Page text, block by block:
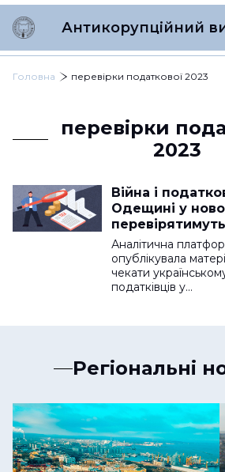
Антикорупційний
Головна перевірки податкової 2023
перевірки
2023
Війна і
Одещині у
Аналітична
опублікувала
чекати
податківців у…
Регіональні